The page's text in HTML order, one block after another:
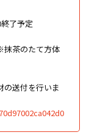
了予定
抹茶のたて方体
送付を行いま